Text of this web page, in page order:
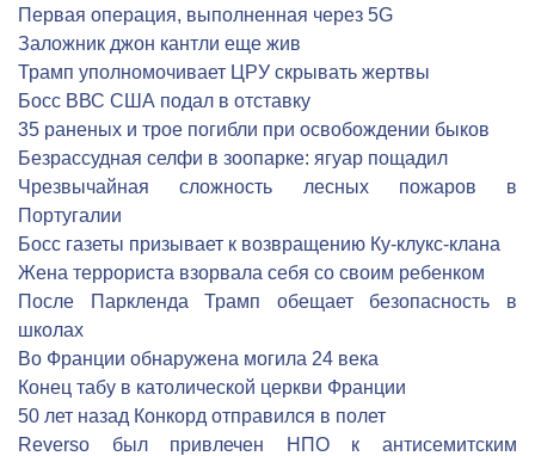
Первая операция, выполненная через 5G
Заложник джон кантли еще жив
Трамп уполномочивает ЦРУ скрывать жертвы
Босс ВВС США подал в отставку
35 раненых и трое погибли при освобождении быков
Безрассудная селфи в зоопарке: ягуар пощадил
Чрезвычайная сложность лесных пожаров в
Португалии
Босс газеты призывает к возвращению Ку-клукс-клана
Жена террориста взорвала себя со своим ребенком
После Паркленда Трамп обещает безопасность в
школах
Во Франции обнаружена могила 24 века
Конец табу в католической церкви Франции
50 лет назад Конкорд отправился в полет
Reverso был привлечен НПО к антисемитским